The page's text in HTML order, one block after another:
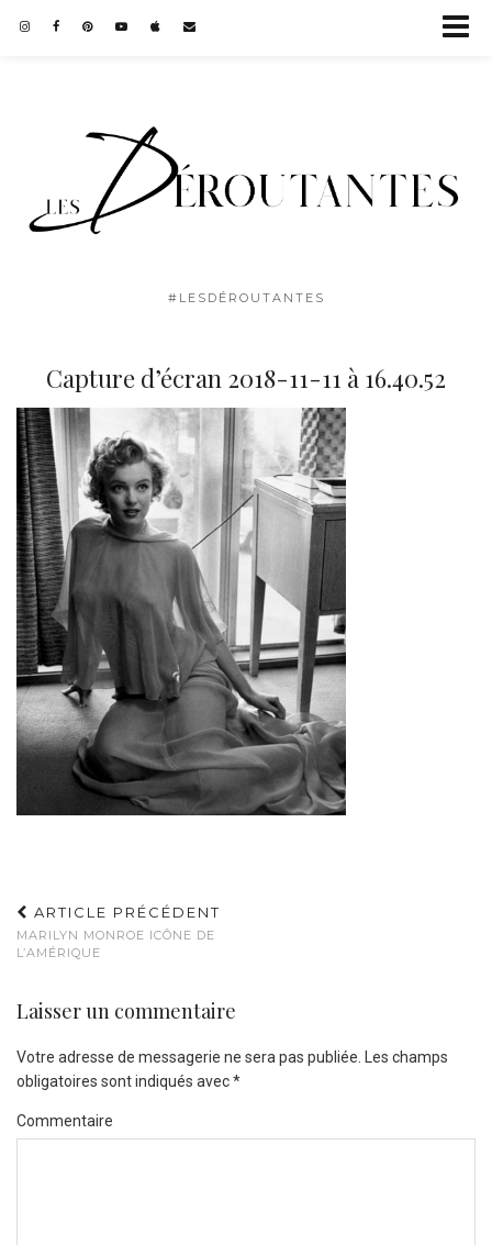
#LESDÉROUTANTES
Capture d’écran 2018-11-11 à 16.40.52
ARTICLE PRÉCÉDENT
MARILYN MONROE ICÔNE DE
L’AMÉRIQUE
Laisser un commentaire
Votre adresse de messagerie ne sera pas publiée.
Les champs
obligatoires sont indiqués avec*
Commentaire